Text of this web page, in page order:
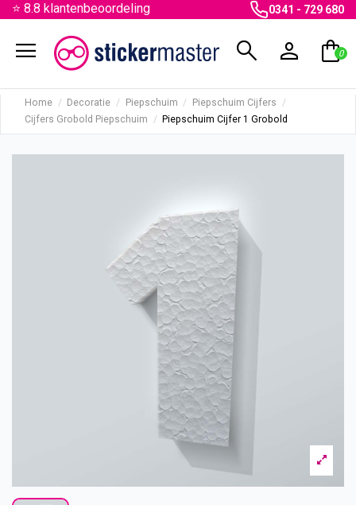
⭐ 8.8 klantenbeoordeling 0341 - 729 680
menu search person shopping_bag
0
Home Decoratie Piepschuim
Piepschuim Cijfers
Cijfers Grobold Piepschuim
Piepschuim Cijfer 1 Grobold